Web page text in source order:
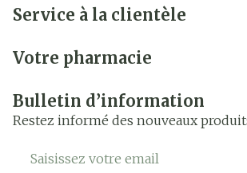
Service à la clientèle
Votre pharmacie
Bulletin d’information
Restez informé des nouveaux
Adresse mail